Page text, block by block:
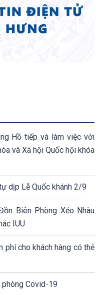
Hồ tiếp và làm việc với
và Xã hội Quốc hội khóa
dịp Lễ Quốc khánh 2/9
Biên Phòng Xẻo Nhàu
IUU
phí cho khách hàng có thẻ
Covid-19